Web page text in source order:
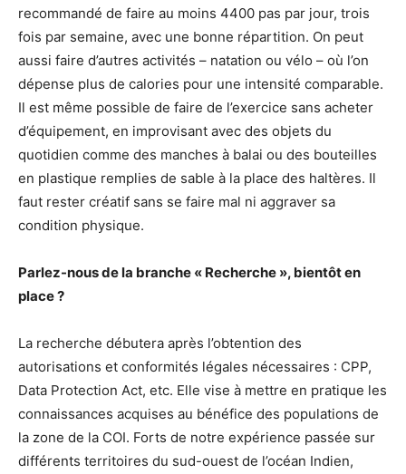
recommandé de faire au moins 4400 pas par jour, trois
fois par semaine, avec une bonne répartition. On peut
aussi faire d’autres activités – natation ou vélo – où l’on
dépense plus de calories pour une intensité comparable.
Il est même possible de faire de l’exercice sans acheter
d’équipement, en improvisant avec des objets du
quotidien comme des manches à balai ou des bouteilles
en plastique remplies de sable à la place des haltères. Il
faut rester créatif sans se faire mal ni aggraver sa
condition physique.
Parlez-nous de la branche « Recherche », bientôt en
place ?
La recherche débutera après l’obtention des
autorisations et conformités légales nécessaires : CPP,
Data Protection Act, etc. Elle vise à mettre en pratique les
connaissances acquises au bénéfice des populations de
la zone de la COI. Forts de notre expérience passée sur
différents territoires du sud-ouest de l’océan Indien,